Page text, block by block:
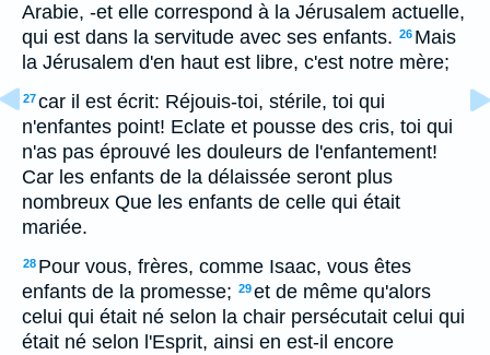
Arabie, -et elle correspond à la Jérusalem actuelle,
qui est dans la servitude avec ses enfants. 26 Mais
la Jérusalem d'en haut est libre, c'est notre mère;
27car il est écrit: Réjouis-toi, stérile, toi qui
n'enfantes point! Eclate et pousse des cris, toi qui
n'as pas éprouvé les douleurs de l'enfantement!
Car les enfants de la délaissée seront plus
nombreux Que les enfants de celle qui était
mariée.
28 Pour vous, frères, comme Isaac, vous êtes
enfants de la promesse; 29et de même qu'alors
celui qui était né selon la chair persécutait celui qui
était né selon l'Esprit, ainsi en est-il encore